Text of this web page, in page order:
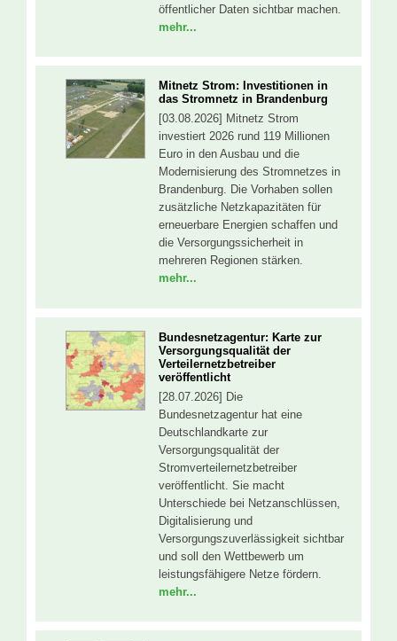
öffentlicher Daten sichtbar machen.
mehr...
Mitnetz Strom: Investitionen in
das Stromnetz in Brandenburg
[03.08.2026] Mitnetz Strom
investiert 2026 rund 119 Millionen
Euro in den Ausbau und die
Modernisierung des Stromnetzes in
Brandenburg. Die Vorhaben sollen
zusätzliche Netzkapazitäten für
erneuerbare Energien schaffen und
die Versorgungssicherheit in
mehreren Regionen stärken.
mehr...
Bundesnetzagentur: Kar­te zur
Ver­sor­gungs­qua­li­tät der
Verteilernetzbetreiber
veröffentlicht
[28.07.2026] Die
Bundesnetzagentur hat eine
Deutschlandkarte zur
Versorgungsqualität der
Stromverteilernetzbetreiber
veröffentlicht. Sie macht
Unterschiede bei Netzanschlüssen,
Digitalisierung und
Versorgungszuverlässigkeit sichtbar
und soll den Wettbewerb um
leistungsfähigere Netze fördern.
mehr...